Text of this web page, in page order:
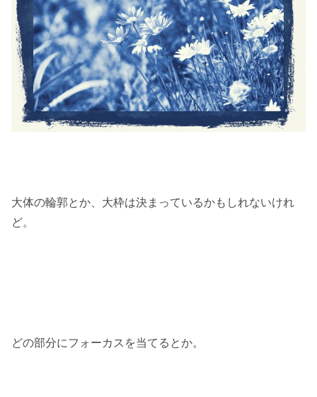
大体の輪郭とか、大枠は決まっているかもしれないけれ
ど。
どの部分にフォーカスを当てるとか。